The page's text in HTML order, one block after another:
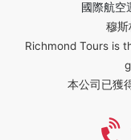
國際航空
穆
Richmond Tours is
本公司已獲